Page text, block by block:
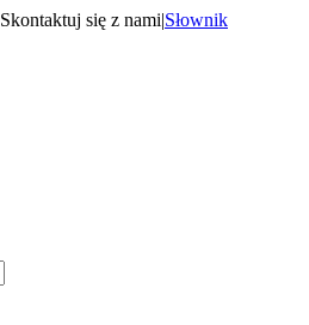
Skontaktuj się z nami|Słownik